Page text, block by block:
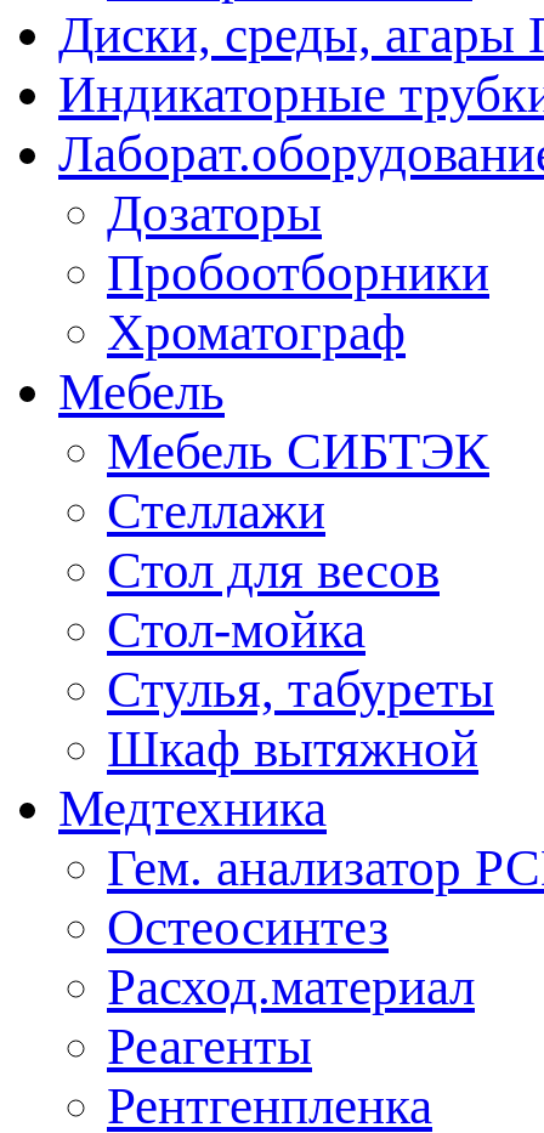
Диски, среды, агары
Индикаторные
Дозаторы
Пробоотборники
Хроматограф
Мебель
Мебель СИБТЭК
Стеллажи
Стол для весов
Стол-мойка
Стулья, табуреты
Шкаф вытяжной
Медтехника
Гем. анализатор
Остеосинтез
Расход.материал
Реагенты
Рентгенпленка